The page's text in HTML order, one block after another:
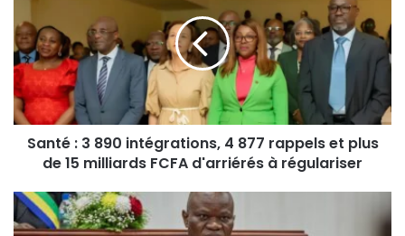
Santé : 3 890 intégrations, 4 877 rappels et plus
de 15 milliards FCFA d'arriérés à régulariser